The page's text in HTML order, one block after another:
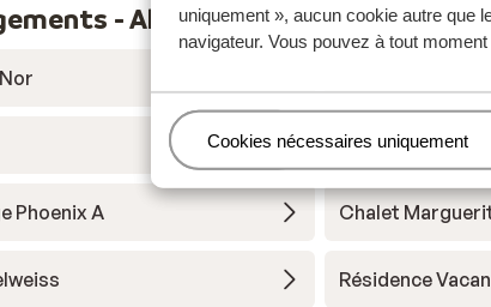
uniquement », aucun cookie autre que
navigateur. Vous pouvez à tout
Gérer
Cookies nécessaires uniquement
- Alpe d'Huez Grand Domaine
Village Club du
Phoenix A Chalet
Résidence